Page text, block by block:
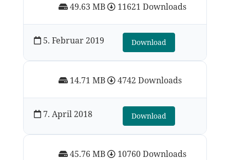
45.76 MB 10760 Downloads
49.63 MB 11621 Downloads
5. Februar 2019 Download
14.71 MB 4742 Downloads
7. April 2018 Download